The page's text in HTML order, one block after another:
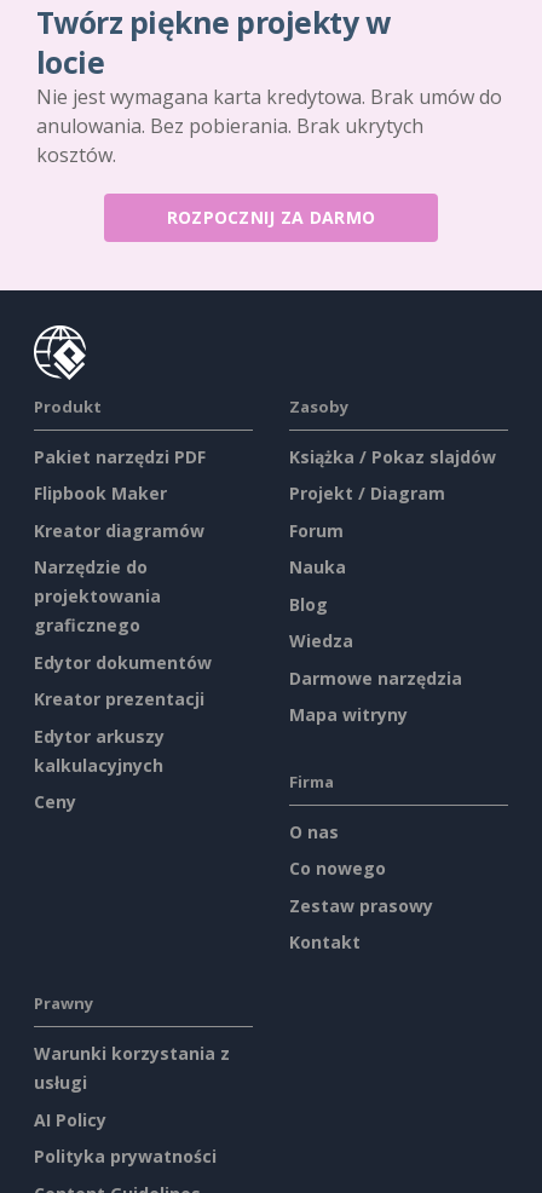
Twórz piękne projekty w
locie
Nie jest wymagana karta kredytowa. Brak umów do
anulowania. Bez pobierania. Brak ukrytych
kosztów.
ROZPOCZNIJ ZA DARMO
Produkt
Pakiet narzędzi PDF
Flipbook Maker
Kreator diagramów
Narzędzie do
projektowania
graficznego
Edytor dokumentów
Kreator prezentacji
Edytor arkuszy
kalkulacyjnych
Ceny
Zasoby
Książka / Pokaz slajdów
Projekt / Diagram
Forum
Nauka
Blog
Wiedza
Darmowe narzędzia
Mapa witryny
Firma
O nas
Co nowego
Zestaw prasowy
Kontakt
Prawny
Warunki korzystania z
usługi
AI Policy
Polityka prywatności